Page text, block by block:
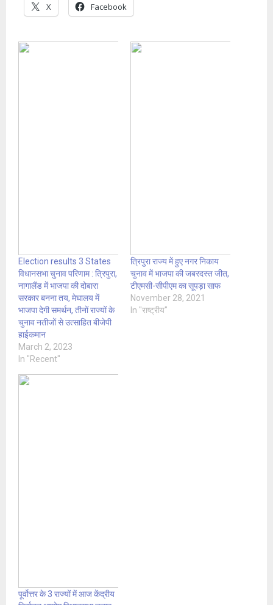
X Facebook
Election results 3 States
विधानसभा चुनाव परिणाम : त्रिपुरा,
नागालैंड में भाजपा की दोबारा
सरकार बनना तय, मेघालय में
भाजपा देगी समर्थन, तीनों राज्यों के
चुनाव नतीजों से उत्साहित बीजेपी
हाईकमान
March 2, 2023
In "Recent"
त्रिपुरा राज्य में हुए नगर निकाय
चुनाव में भाजपा की जबरदस्त जीत,
टीएमसी-सीपीएम का सूपड़ा साफ
November 28, 2021
In "राष्ट्रीय"
पूर्वोत्तर के 3 राज्यों में आज केंद्रीय